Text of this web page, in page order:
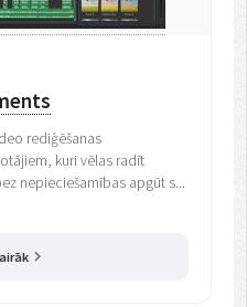
rediģēšanas
kuri vēlas radīt
nepieciešamības apgūt s...